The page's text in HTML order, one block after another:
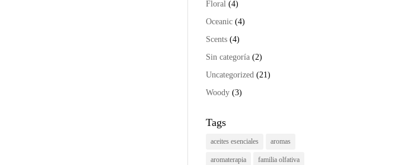
Floral (4)
Oceanic (4)
Scents (4)
Sin categoría (2)
Uncategorized (21)
Woody (3)
Tags
aceites esenciales aromas
aromaterapia familia olfativa